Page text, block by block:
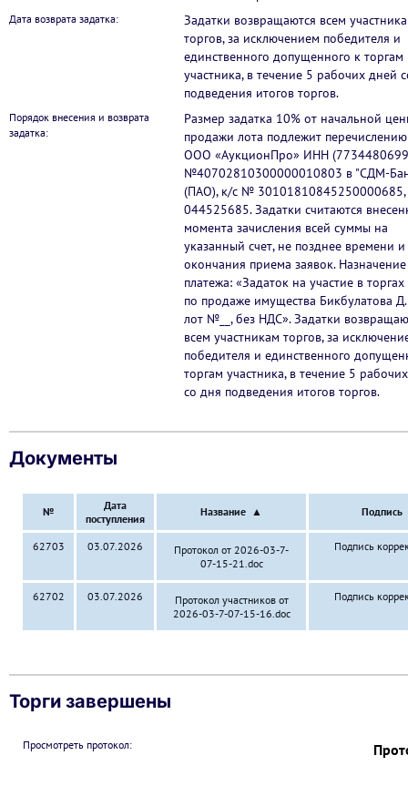
Дата возврата задатка:
Задатки возвращаются всем
торгов, за исключением победителя и
единственного допущенного к торгам
участника, в течение 5 рабочих дней
подведения итогов торгов.
Порядок внесения и возврата
задатка:
Размер задатка 10% от начальной
продажи лота подлежит
ООО «АукционПро» ИНН
№40702810300000010803 в "СДМ-
(ПАО), к/с №
044525685. Задатки считаются
момента зачисления всей суммы на
указанный счет, не позднее времени
окончания приема заявок. Назначение
платежа: «Задаток на участие в
по продаже имущества Бикбулатова
лот №__, без НДС». Задатки
всем участникам торгов, за
победителя и единственного
торгам участника, в течение 5
со дня подведения итогов торгов.
Документы
№
Дата
поступления
Название ▲ Подпись
62703 03.07.2026
Протокол от 2026-03-7-
07-15-21.doc
Подпись
62702 03.07.2026
Протокол участников от
2026-03-7-07-15-16.doc
Подпись
Торги завершены
Просмотреть протокол: